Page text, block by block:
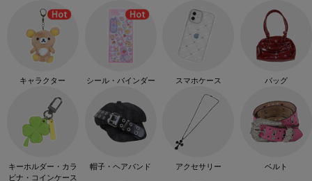
キャラクター シール・バインダー スマホケース バッグ
キーホルダー・カラ
ビナ・コインケース
帽子・ヘアバンド アクセサリー ベルト